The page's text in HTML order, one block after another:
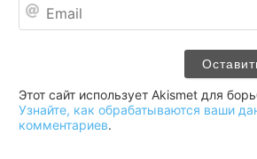
Этот сайт использует Akismet для
Узнайте, как обрабатываются ваши
комментариев.